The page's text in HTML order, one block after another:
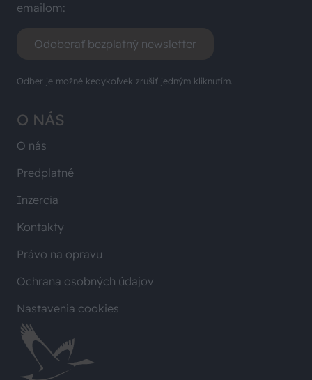
O NÁS
O nás
Predplatné
Inzercia
Kontakty
Právo na opravu
Ochrana osobných údajov
Nastavenia cookies
emailom:
Odoberať bezplatný newsletter
Odber je možné kedykoľvek zrušiť jedným kliknutím.